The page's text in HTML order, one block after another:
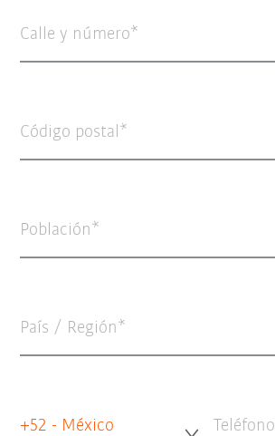
Calle y número
Código postal
Población
País / Región*
+52 - México Teléfono